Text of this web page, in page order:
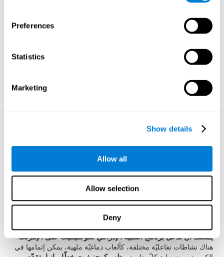
Preferences
Statistics
Marketing
Show details
Allow all
Allow selection
Deny
قصيرة المدى؟
نعطي في
إنّ استعادة الذاكرة البصرية قصيرة المدى ترتكز على
اللدونة
الذاكرة البصرية قصيرة المدى ووظائف معرفية أخرى, تمّ تقوية
الاتصالات العصبية باستخدام الوظائف المتعلّقة بها. هكذا، إذا درّبنا
ومعالجات التكوين العصبيّ. إنّه سمح ابتداعبرنامج التنبيه الإدراكي
المطابق على ضروريات الفرد. يبتدئ هذا البرنامج بتقييم
التنبيه الإدراكيلكوجنيفيتتدريبا إدراكيا شخصيا لتقوية الذاكرة
البصريّة قصيرة المدى والأعمال الإدراكيّة الأخرى بحسب نتائج التقييم.
تطلب تحسّن الذاكرة البصريّة قصيرة المدى المثابرة وتدريبا صحيحا.
يمكنك أن تدخل برنامج التنبيه الإدراكي لكوجنيفيت على الإنترنت.
هناك نشاطات تفاعليّة مختلفة، كألعاب دماغيّة ملهية، يمكن إتمامها في